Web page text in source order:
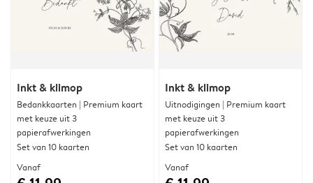
Inkt & klimop
Bedankkaarten | Premium kaart
met keuze uit 3
papierafwerkingen
Set van 10 kaarten
Vanaf
Inkt & klimop
Uitnodigingen | Premium kaart
met keuze uit 3
papierafwerkingen
Set van 10 kaarten
Vanaf